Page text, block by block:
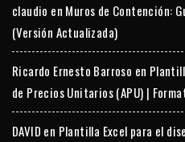
claudio en Muros de Contención:
(Versión Actualizada)
Ricardo Ernesto Barroso en
de Precios Unitarios (APU) |
DAVID en Plantilla Excel para el